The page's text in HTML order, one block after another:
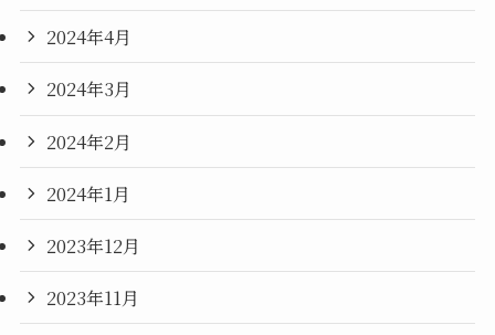
2024年4月
2024年3月
2024年2月
2024年1月
2023年12月
2023年11月